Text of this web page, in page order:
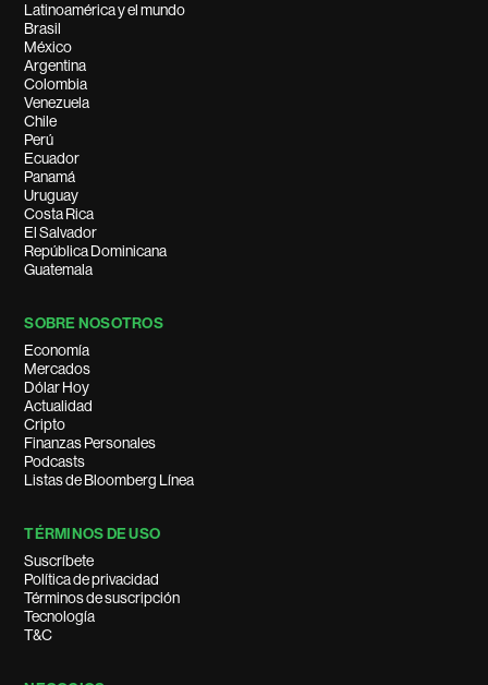
Latinoamérica y el mundo
Brasil
México
Argentina
Colombia
Venezuela
Chile
Perú
Ecuador
Panamá
Uruguay
Costa Rica
El Salvador
República Dominicana
Guatemala
SOBRE NOSOTROS
Economía
Mercados
Dólar Hoy
Actualidad
Cripto
Finanzas Personales
Podcasts
Listas de Bloomberg Línea
TÉRMINOS DE USO
Suscríbete
Política de privacidad
Términos de suscripción
Tecnología
T&C